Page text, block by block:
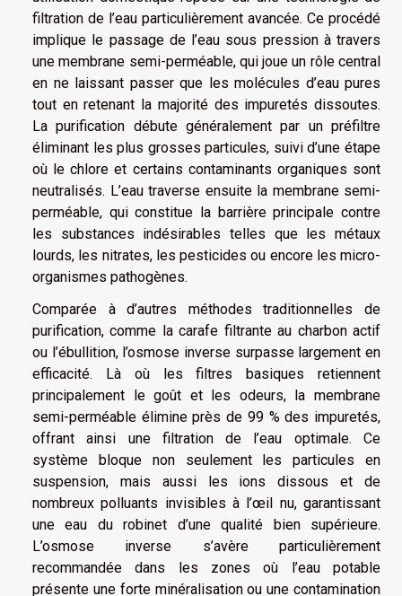
filtration de l’eau particulièrement avancée. Ce procédé
implique le passage de l’eau sous pression à travers
une membrane semi-perméable, qui joue un rôle central
en ne laissant passer que les molécules d’eau pures
tout en retenant la majorité des impuretés dissoutes.
La purification débute généralement par un préfiltre
éliminant les plus grosses particules, suivi d’une étape
où le chlore et certains contaminants organiques sont
neutralisés. L’eau traverse ensuite la membrane semi-
perméable, qui constitue la barrière principale contre
les substances indésirables telles que les métaux
lourds, les nitrates, les pesticides ou encore les micro-
organismes pathogènes.
Comparée à d’autres méthodes traditionnelles de
purification, comme la carafe filtrante au charbon actif
ou l’ébullition, l’osmose inverse surpasse largement en
efficacité. Là où les filtres basiques retiennent
principalement le goût et les odeurs, la membrane
semi-perméable élimine près de 99 % des impuretés,
offrant ainsi une filtration de l’eau optimale. Ce
système bloque non seulement les particules en
suspension, mais aussi les ions dissous et de
nombreux polluants invisibles à l’œil nu, garantissant
une eau du robinet d’une qualité bien supérieure.
L’osmose inverse s’avère particulièrement
recommandée dans les zones où l’eau potable
présente une forte minéralisation ou une contamination